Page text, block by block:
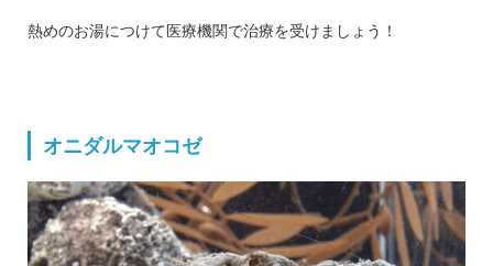
熱めのお湯につけて医療機関で治療を受けましょう！
オニダルマオコゼ